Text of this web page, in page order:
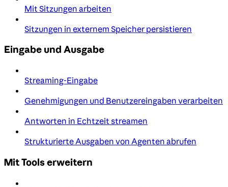
Mit Sitzungen arbeiten
Sitzungen in externem Speicher persistieren
Eingabe und Ausgabe
Streaming-Eingabe
Genehmigungen und Benutzereingaben verarbeiten
Antworten in Echtzeit streamen
Strukturierte Ausgaben von Agenten abrufen
Mit Tools erweitern